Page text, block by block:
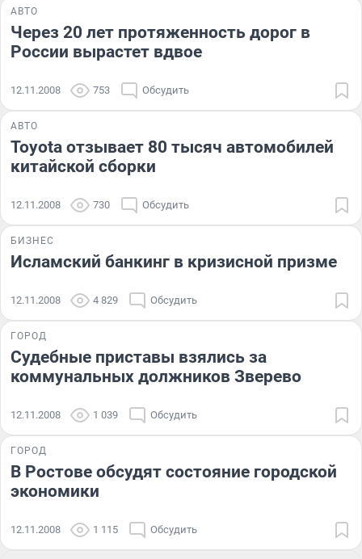
АВТО
Через 20 лет протяженность дорог в
России вырастет вдвое
12.11.2008 753 Обсудить
АВТО
Toyota отзывает 80 тысяч автомобилей
китайской сборки
12.11.2008 730 Обсудить
БИЗНЕС
Исламский банкинг в кризисной призме
12.11.2008 4 829 Обсудить
ГОРОД
Судебные приставы взялись за
коммунальных должников Зверево
12.11.2008 1 039 Обсудить
ГОРОД
В Ростове обсудят состояние городской
экономики
12.11.2008 1 115 Обсудить